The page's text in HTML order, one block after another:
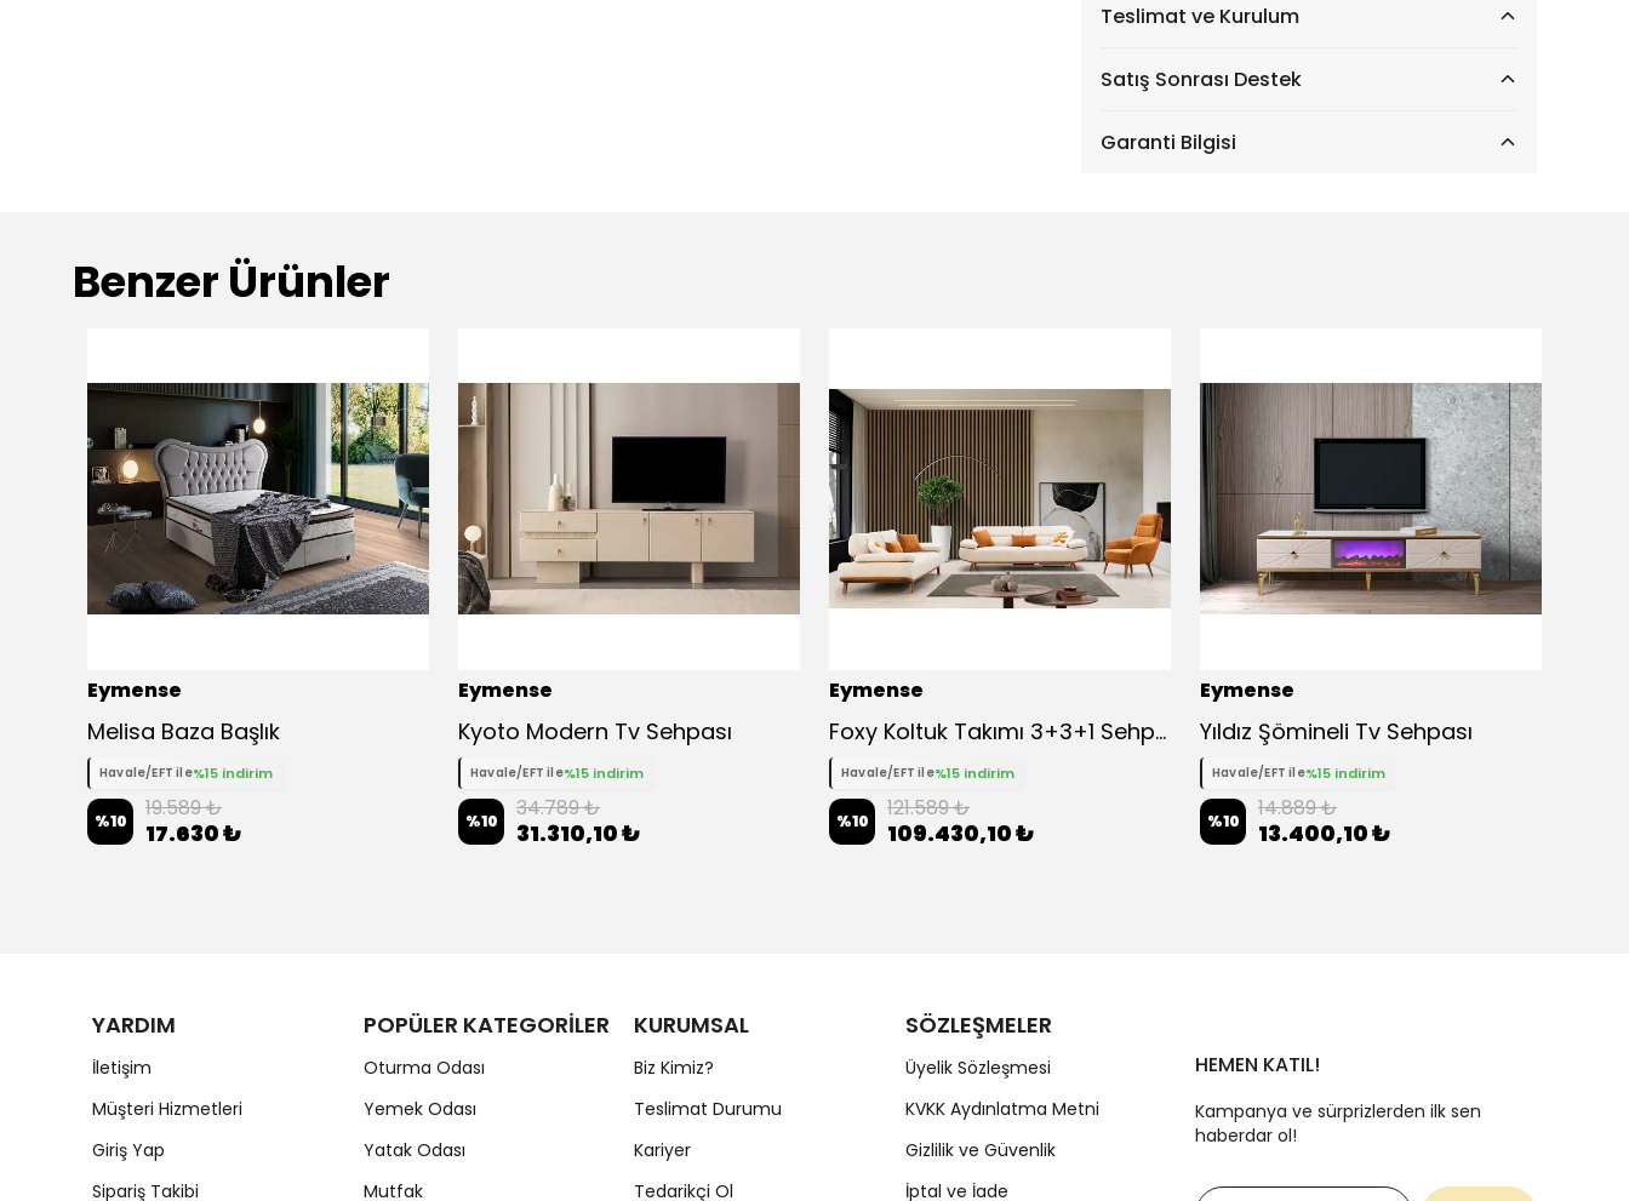
Teslimat ve Kurulum
Satış Sonrası Destek
Garanti Bilgisi
Benzer Ürünler
Eymense
Melisa Baza Başlık
Havale/EFT ile%15 indirim
%10 19.589 ₺
17.630 ₺
Eymense
Kyoto Modern Tv Sehpası
Havale/EFT ile%15 indirim
%10 34.789 ₺
31.310,10 ₺
Eymense
Foxy Koltuk Takımı 3+3+1 Sehpa ve Ayak Uzatma Modüllü
Havale/EFT ile%15 indirim
%10 121.589 ₺
109.430,10 ₺
Eymense
Yıldız Şömineli Tv Sehpası
Havale/EFT ile%15 indirim
%10 14.889 ₺
13.400,10 ₺
YARDIM
İletişim
Müşteri Hizmetleri
Giriş Yap
Sipariş Takibi
POPÜLER KATEGORİLER
Oturma Odası
Yemek Odası
Yatak Odası
Mutfak
KURUMSAL
Biz Kimiz?
Teslimat Durumu
Kariyer
Tedarikçi Ol
SÖZLEŞMELER
Üyelik Sözleşmesi
KVKK Aydınlatma Metni
Gizlilik ve Güvenlik
İptal ve İade
HEMEN KATIL!
Kampanya ve sürprizlerden ilk sen
haberdar ol!